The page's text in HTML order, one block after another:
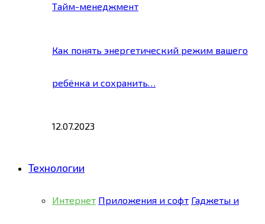
Тайм-менеджмент
Как понять энергетический режим вашего
ребёнка и сохранить…
12.07.2023
Технологии
Интернет Приложения и софт Гаджеты и